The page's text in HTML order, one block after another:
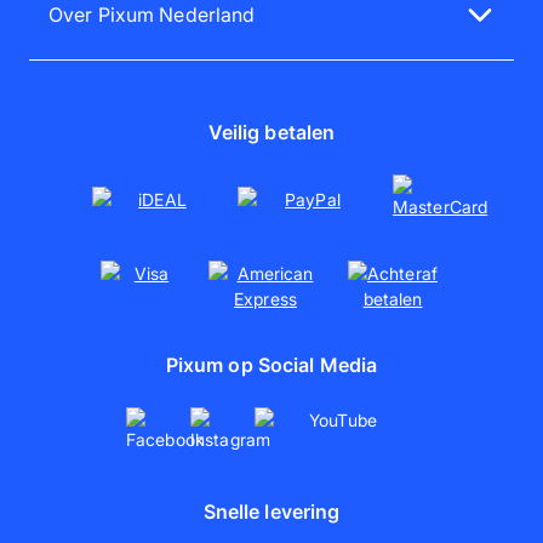
Verwijs een vriend
Telefoonhoesjes ontwerpen
Foto op canvas maken
Over Pixum Nederland
Over ons
Veilig betalen
Pixum op Social Media
Snelle levering